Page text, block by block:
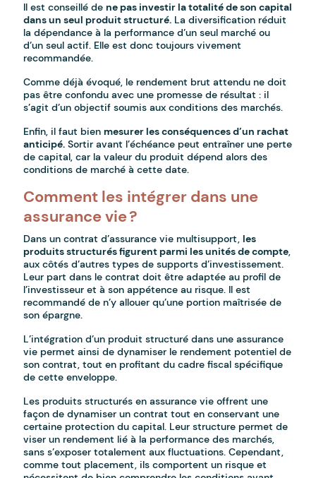
Il est conseillé dene pas investir la totalité de son capital
dans un seul produit structuré. La diversification réduit
la dépendance à la performance d’un seul marché ou
d’un seul actif. Elle est donc toujours vivement
recommandée.
Comme déjà évoqué, le rendement brut attendu ne doit
pas être confondu avec une promesse de résultat : il
s’agit d’un objectif soumis aux conditions des marchés.
Enfin, il faut bienmesurer les conséquences d’un rachat
anticipé. Sortir avant l’échéance peut entraîner une perte
de capital, car la valeur du produit dépend alors des
conditions de marché à cette date.
Comment les intégrer dans une
assurance vie ?
Dans un contrat d’assurance vie multisupport,les
produits structurés figurent parmi les unités de compte,
aux côtés d’autres types de supports d’investissement.
Leur part dans le contrat doit être adaptée au profil de
l’investisseur et à son appétence au risque. Il est
recommandé de n’y allouer qu’une portion maîtrisée de
son épargne.
L’intégration d’un produit structuré dans une assurance
vie permet ainsi de dynamiser le rendement potentiel de
son contrat, tout en profitant du cadre fiscal spécifique
de cette enveloppe.
Les produits structurés en assurance vie offrent une
façon de dynamiser un contrat tout en conservant une
certaine protection du capital. Leur structure permet de
viser un rendement lié à la performance des marchés,
sans s’exposer totalement aux fluctuations. Cependant,
comme tout placement, ils comportent un risque et